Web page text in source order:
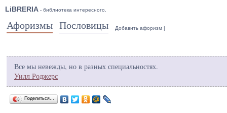
LiBRERIA - библиотека интересного.
Афоризмы Пословицы Добавить афоризм |
Все мы невежды, но в разных специальностях.
Уилл Роджерс
Поделиться…